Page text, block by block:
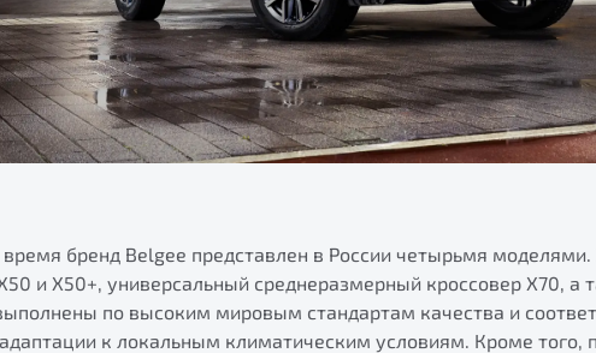
бренд Belgee представлен в России четырьмя
и X50+, универсальный среднеразмерный кроссовер X70, а
по высоким мировым стандартам качества и
к локальным климатическим условиям. Кроме того,